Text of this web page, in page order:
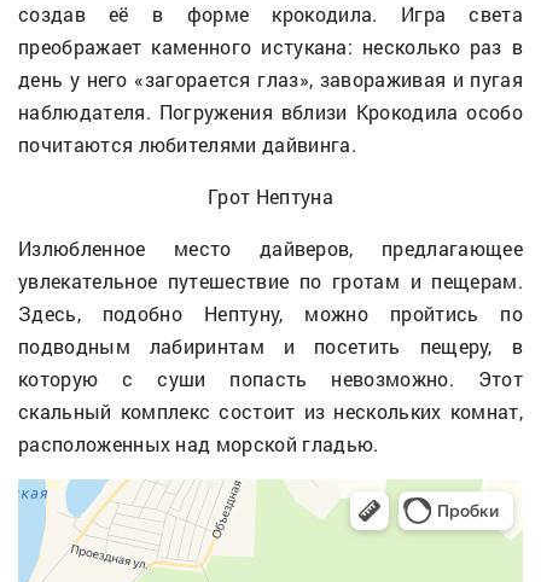
создав её в форме крокодила. Игра света
преображает каменного истукана: несколько раз в
день у него «загорается глаз», завораживая и пугая
наблюдателя. Погружения вблизи Крокодила особо
почитаются любителями дайвинга.
Грот Нептуна
Излюбленное место дайверов, предлагающее
увлекательное путешествие по гротам и пещерам.
Здесь, подобно Нептуну, можно пройтись по
подводным лабиринтам и посетить пещеру, в
которую с суши попасть невозможно. Этот
скальный комплекс состоит из нескольких комнат,
расположенных над морской гладью.